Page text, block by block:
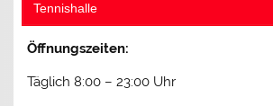
Tennishalle
Öffnungszeiten:
Täglich 8:00 – 23:00 Uhr